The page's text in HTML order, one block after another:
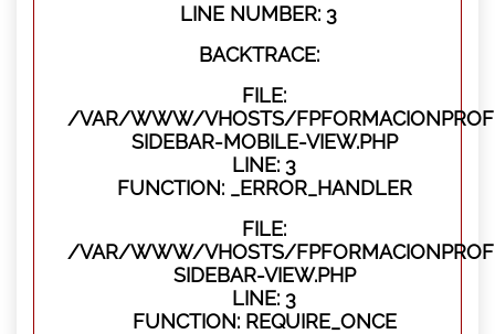
LINE NUMBER: 3
BACKTRACE:
FILE:
/VAR/WWW/VHOSTS/
SIDEBAR-MOBILE-VIEW.PHP
LINE: 3
FUNCTION: _ERROR_HANDLER
FILE:
/VAR/WWW/VHOSTS/
SIDEBAR-VIEW.PHP
LINE: 3
FUNCTION: REQUIRE_ONCE